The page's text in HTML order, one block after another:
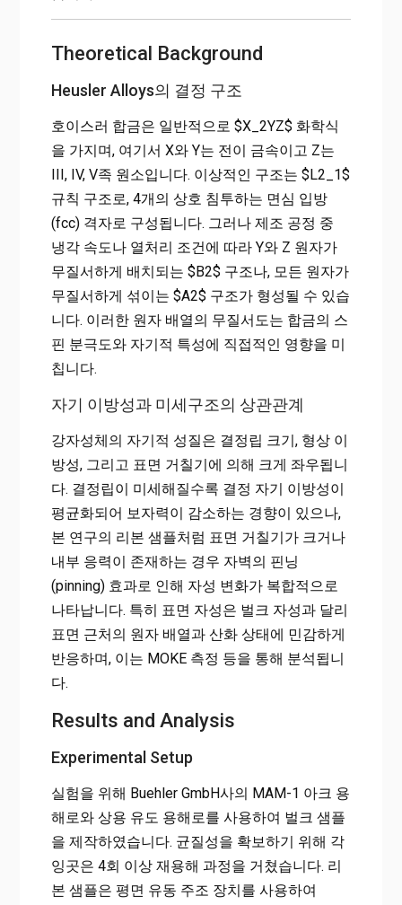
Theoretical Background
Heusler Alloys의 결정 구조
호이스러 합금은 일반적으로 $X_2YZ$ 화학식
을 가지며, 여기서 X와 Y는 전이 금속이고 Z는
III, IV, V족 원소입니다. 이상적인 구조는 $L2_1$
규칙 구조로, 4개의 상호 침투하는 면심 입방
(fcc) 격자로 구성됩니다. 그러나 제조 공정 중
냉각 속도나 열처리 조건에 따라 Y와 Z 원자가
무질서하게 배치되는 $B2$ 구조나, 모든 원자가
무질서하게 섞이는 $A2$ 구조가 형성될 수 있습
니다. 이러한 원자 배열의 무질서도는 합금의 스
핀 분극도와 자기적 특성에 직접적인 영향을 미
칩니다.
자기 이방성과 미세구조의 상관관계
강자성체의 자기적 성질은 결정립 크기, 형상 이
방성, 그리고 표면 거칠기에 의해 크게 좌우됩니
다. 결정립이 미세해질수록 결정 자기 이방성이
평균화되어 보자력이 감소하는 경향이 있으나,
본 연구의 리본 샘플처럼 표면 거칠기가 크거나
내부 응력이 존재하는 경우 자벽의 핀닝
(pinning) 효과로 인해 자성 변화가 복합적으로
나타납니다. 특히 표면 자성은 벌크 자성과 달리
표면 근처의 원자 배열과 산화 상태에 민감하게
반응하며, 이는 MOKE 측정 등을 통해 분석됩니
다.
Results and Analysis
Experimental Setup
실험을 위해 Buehler GmbH사의 MAM-1 아크 용
해로와 상용 유도 용해로를 사용하여 벌크 샘플
을 제작하였습니다. 균질성을 확보하기 위해 각
잉곳은 4회 이상 재용해 과정을 거쳤습니다. 리
본 샘플은 평면 유동 주조 장치를 사용하여